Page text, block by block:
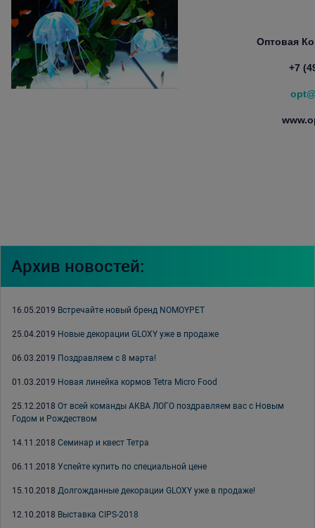
Оптовая
+7
Архив новостей:
16.05.2019 Встречайте новый бренд NOMOYPET
25.04.2019 Новые декорации GLOXY уже в продаже
06.03.2019 Поздравляем с 8 марта!
01.03.2019 Новая линейка кормов Tetra Micro Food
25.12.2018 От всей команды АКВА ЛОГО поздравляем вас с Новым
Годом и Рождеством
14.11.2018 Семинар и квест Тетра
06.11.2018 Успейте купить по специальной цене
15.10.2018 Долгожданные декорации GLOXY уже в продаже!
12.10.2018 Выставка CIPS-2018